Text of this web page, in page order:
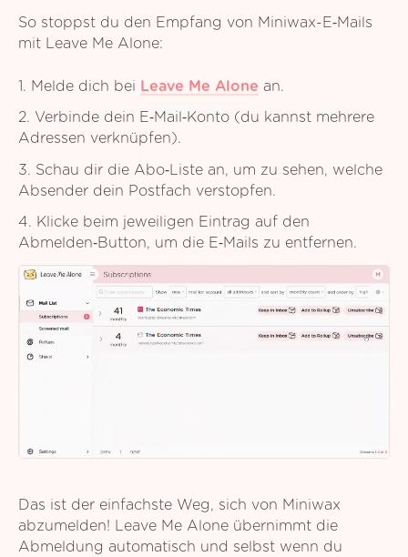
So stoppst du den Empfang von Miniwax-E‑Mails
mit Leave Me Alone:
1. Melde dich bei Leave Me Alone an.
2. Verbinde dein E‑Mail‑Konto (du kannst mehrere
Adressen verknüpfen).
3. Schau dir die Abo‑Liste an, um zu sehen, welche
Absender dein Postfach verstopfen.
4. Klicke beim jeweiligen Eintrag auf den
Abmelden‑Button, um die E‑Mails zu entfernen.
Das ist der einfachste Weg, sich von Miniwax
abzumelden! Leave Me Alone übernimmt die
Abmeldung automatisch und selbst wenn du